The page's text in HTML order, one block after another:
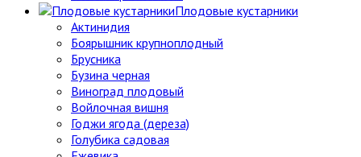
Плодовые кустарники
Актинидия
Боярышник крупноплодный
Брусника
Бузина черная
Виноград плодовый
Войлочная вишня
Годжи ягода (дереза)
Голубика садовая